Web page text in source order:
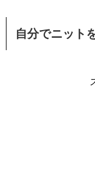
自分でニット